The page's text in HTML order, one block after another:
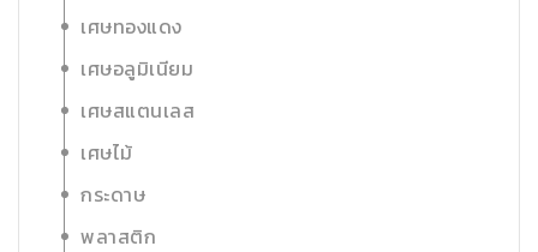
เศษทองแดง
เศษอลูมิเนียม
เศษสแตนเลส
เศษไม้
กระดาษ
พลาสติก